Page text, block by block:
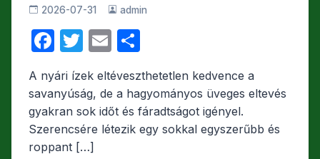
2026-07-31 admin
F
c
e
b
T
itt
er
E
ail s
z
a
A nyári ízek eltéveszthetetlen kedvence a
savanyúság, de a hagyományos üveges eltevés
gyakran sok időt és fáradtságot igényel.
Szerencsére létezik egy sokkal egyszerűbb és
roppant […]